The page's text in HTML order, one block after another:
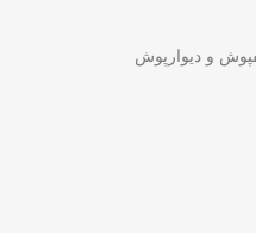
و دیوارپوش